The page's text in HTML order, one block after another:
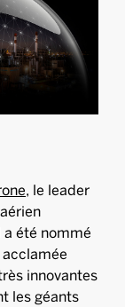
, le leader
été nommé
acclamée
innovantes
les géants